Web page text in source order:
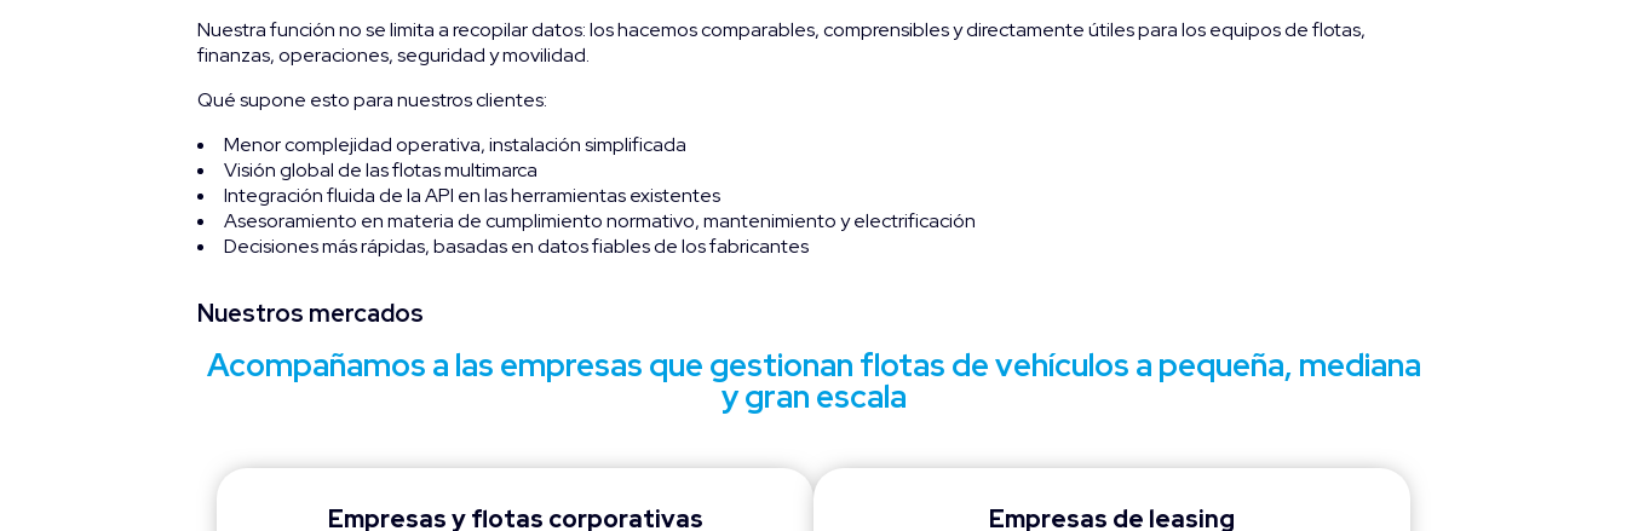
Nuestra función no se limita a recopilar datos: los hacemos comparables, comprensibles y directamente útiles para los equipos de flotas,
finanzas, operaciones, seguridad y movilidad.
Qué supone esto para nuestros clientes:
Menor complejidad operativa, instalación simplificada
Visión global de las flotas multimarca
Integración fluida de la API en las herramientas existentes
Asesoramiento en materia de cumplimiento normativo, mantenimiento y electrificación
Decisiones más rápidas, basadas en datos fiables de los fabricantes
Nuestros mercados
Acompañamos a las empresas que gestionan flotas de vehículos a pequeña, mediana
y gran escala
Empresas y flotas corporativas Empresas de leasing